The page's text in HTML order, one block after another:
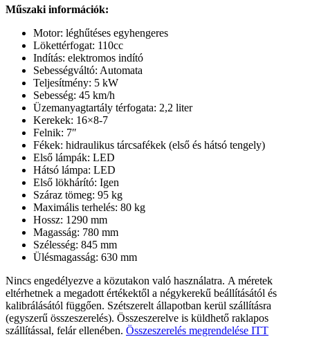
Műszaki információk:
Motor: léghűtéses egyhengeres
Lökettérfogat: 110cc
Indítás: elektromos indító
Sebességváltó: Automata
Teljesítmény: 5 kW
Sebesség: 45 km/h
Üzemanyagtartály térfogata: 2,2 liter
Kerekek: 16×8-7
Felnik: 7″
Fékek: hidraulikus tárcsafékek (első és hátsó tengely)
Első lámpák: LED
Hátsó lámpa: LED
Első lökhárító: Igen
Száraz tömeg: 95 kg
Maximális terhelés: 80 kg
Hossz: 1290 mm
Magasság: 780 mm
Szélesség: 845 mm
Ülésmagasság: 630 mm
Nincs engedélyezve a közutakon való használatra. A méretek
eltérhetnek a megadott értékektől a négykerekű beállításától és
kalibrálásától függően. Szétszerelt állapotban kerül szállításra
(egyszerű összeszerelés). Összeszerelve is küldhető raklapos
szállítással, felár ellenében. Összeszerelés megrendelése ITT